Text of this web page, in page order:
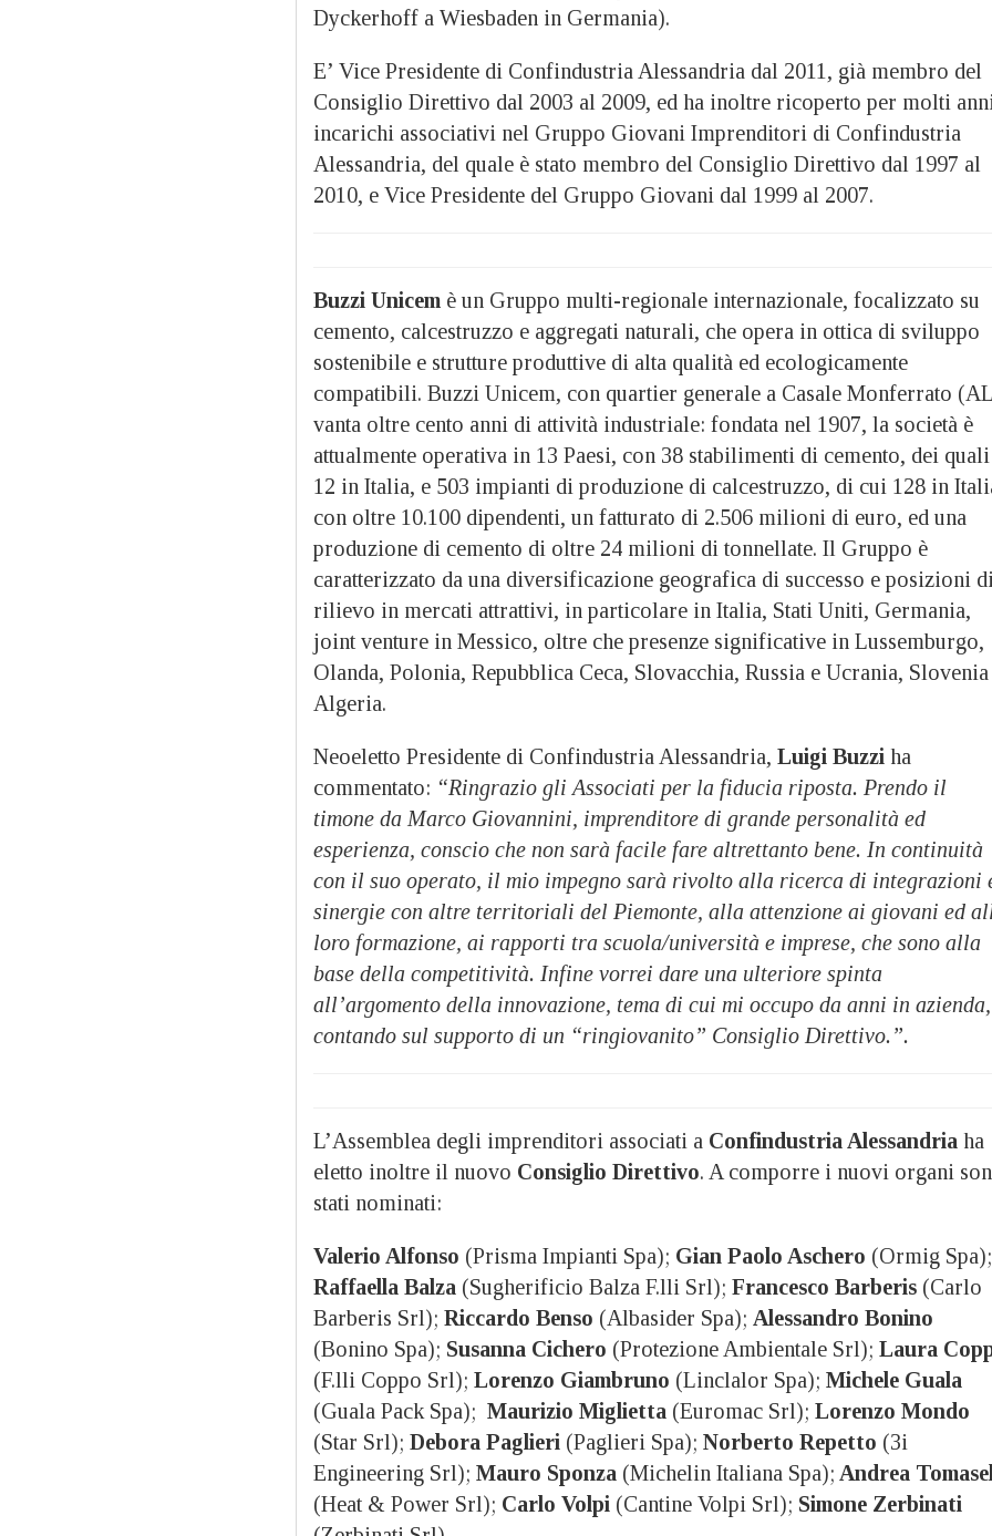
Dyckerhoff a Wiesbaden in Germania).
E’ Vice Presidente di Confindustria Alessandria dal 2011, già membro del
Consiglio Direttivo dal 2003 al 2009, ed ha inoltre ricoperto per molti anni
incarichi associativi nel Gruppo Giovani Imprenditori di Confindustria
Alessandria, del quale è stato membro del Consiglio Direttivo dal 1997 al
2010, e Vice Presidente del Gruppo Giovani dal 1999 al 2007.
Buzzi Unicem è un Gruppo multi-regionale internazionale, focalizzato su
cemento, calcestruzzo e aggregati naturali, che opera in ottica di sviluppo
sostenibile e strutture produttive di alta qualità ed ecologicamente
compatibili. Buzzi Unicem, con quartier generale a Casale Monferrato
vanta oltre cento anni di attività industriale: fondata nel 1907, la società è
attualmente operativa in 13 Paesi, con 38 stabilimenti di cemento, dei quali
12 in Italia, e 503 impianti di produzione di calcestruzzo, di cui 128 in
con oltre 10.100 dipendenti, un fatturato di 2.506 milioni di euro, ed una
produzione di cemento di oltre 24 milioni di tonnellate. Il Gruppo è
caratterizzato da una diversificazione geografica di successo e posizioni di
rilievo in mercati attrattivi, in particolare in Italia, Stati Uniti, Germania,
joint venture in Messico, oltre che presenze significative in Lussemburgo,
Olanda, Polonia, Repubblica Ceca, Slovacchia, Russia e Ucrania, Slovenia
Algeria.
Neoeletto Presidente di Confindustria Alessandria, Luigi Buzzi ha
commentato: “Ringrazio gli Associati per la fiducia riposta. Prendo il
timone da Marco Giovannini, imprenditore di grande personalità ed
esperienza, conscio che non sarà facile fare altrettanto bene. In continuità
con il suo operato, il mio impegno sarà rivolto alla ricerca di integrazioni
sinergie con altre territoriali del Piemonte, alla attenzione ai giovani ed
loro formazione, ai rapporti tra scuola/università e imprese, che sono alla
base della competitività. Infine vorrei dare una ulteriore spinta
all’argomento della innovazione, tema di cui mi occupo da anni in azienda,
contando sul supporto di un “ringiovanito” Consiglio Direttivo.”.
L’Assemblea degli imprenditori associati a Confindustria Alessandria ha
eletto inoltre il nuovo Consiglio Direttivo. A comporre i nuovi organi
stati nominati:
Valerio Alfonso (Prisma Impianti Spa); Gian Paolo Aschero (Ormig Spa);
Raffaella Balza (Sugherificio Balza F.lli Srl); Francesco Barberis (Carlo
Barberis Srl); Riccardo Benso (Albasider Spa); Alessandro Bonino
(Bonino Spa); Susanna Cichero (Protezione Ambientale Srl); Laura
(F.lli Coppo Srl); Lorenzo Giambruno (Linclalor Spa); Michele Guala
(Guala Pack Spa); Maurizio Miglietta (Euromac Srl); Lorenzo Mondo
(Star Srl); Debora Paglieri (Paglieri Spa); Norberto Repetto (3i
Engineering Srl); Mauro Sponza (Michelin Italiana Spa); Andrea
(Heat & Power Srl); Carlo Volpi (Cantine Volpi Srl); Simone Zerbinati